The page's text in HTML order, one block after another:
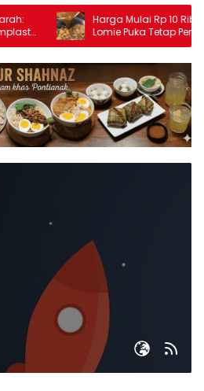
Harga Mulai Rp 10 Ribu! Mie
Lomie Puka Tetap
Berkualitas